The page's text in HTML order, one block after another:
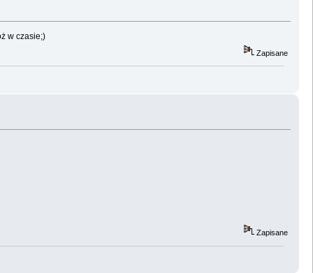
w czasie;)
Zapisane
Zapisane